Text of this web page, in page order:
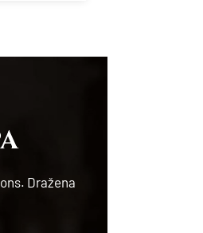
Dražena